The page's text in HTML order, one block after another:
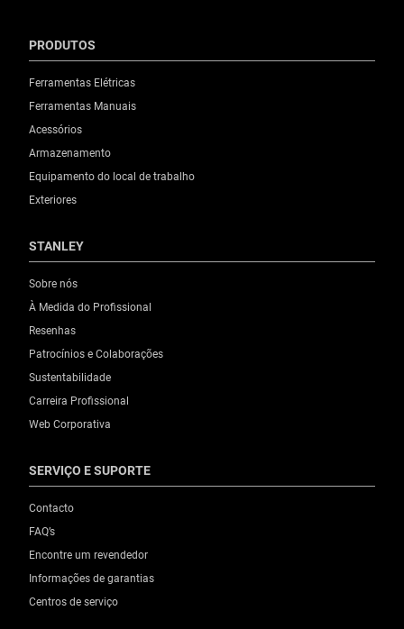
PRODUTOS
Ferramentas Elétricas
Ferramentas Manuais
Acessórios
Armazenamento
Equipamento do local de trabalho
Exteriores
STANLEY
Sobre nós
À Medida do Profissional
Resenhas
Patrocínios e Colaborações
Sustentabilidade
Carreira Profissional
Web Corporativa
SERVIÇO E SUPORTE
Contacto
FAQ’s
Encontre um revendedor
Informações de garantias
Centros de serviço